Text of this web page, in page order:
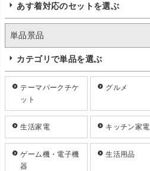
あす着対応のセットを選ぶ
単品景品
カテゴリで単品を選ぶ
テーマパークチケ
ット
グルメ
生活家電 キッチン家電
ゲーム機・電子機
器
生活用品